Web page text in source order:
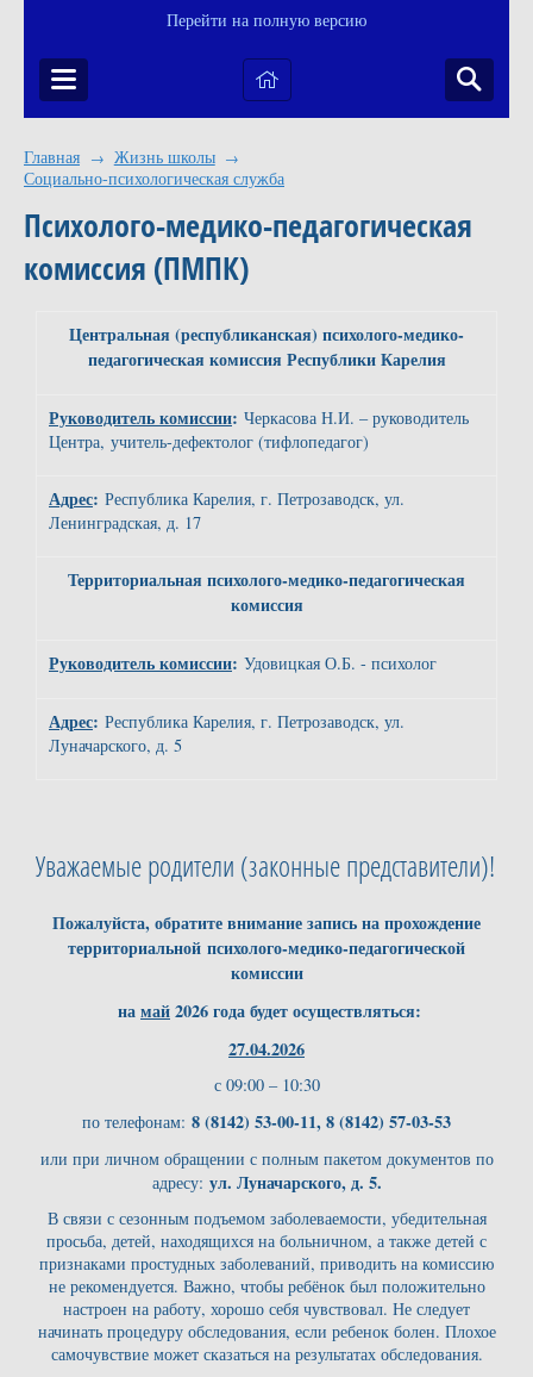
Перейти на полную версию
Главная → Жизнь школы →
Социально-психологическая служба
Психолого-медико-педагогическая
комиссия (ПМПК)
Центральная (республиканская) психолого-медико-
педагогическая комиссия Республики Карелия
Руководитель комиссии: Черкасова Н.И. – руководитель
Центра, учитель-дефектолог (тифлопедагог)
Адрес: Республика Карелия, г. Петрозаводск, ул.
Ленинградская, д. 17
Территориальная психолого-медико-педагогическая
комиссия
Руководитель комиссии: Удовицкая О.Б. - психолог
Адрес: Республика Карелия, г. Петрозаводск, ул.
Луначарского, д. 5
Уважаемые родители (законные представители)!
Пожалуйста, обратите внимание запись на прохождение
территориальной психолого-медико-педагогической
комиссии
намай2026 года будет осуществляться:
27.04.2026
с 09:00 – 10:30
по телефонам: 8 (8142) 53-00-11, 8 (8142) 57-03-53
или при личном обращении с полным пакетом документов по
адресу: ул. Луначарского, д. 5.
В связи с сезонным подъемом заболеваемости, убедительная
просьба, детей, находящихся на больничном, а также детей с
признаками простудных заболеваний, приводить на комиссию
не рекомендуется. Важно, чтобы ребёнок был положительно
настроен на работу, хорошо себя чувствовал. Не следует
начинать процедуру обследования, если ребенок болен. Плохое
самочувствие может сказаться на результатах обследования.